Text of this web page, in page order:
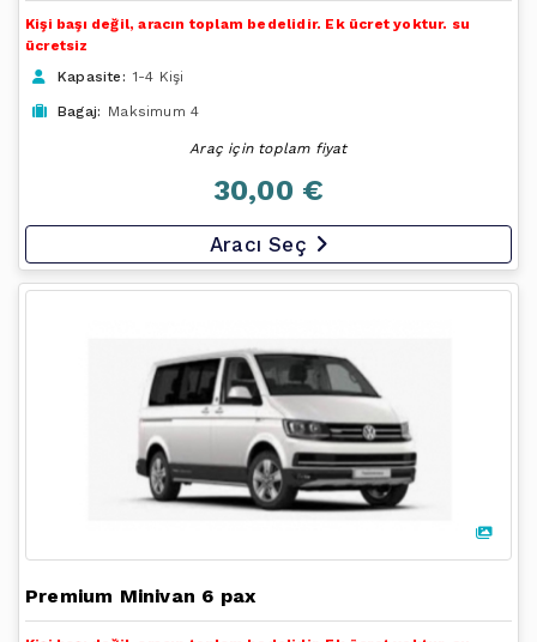
Kişi başı değil, aracın toplam bedelidir. Ek ücret yoktur. su
ücretsiz
Kapasite: 1-4 Kişi
Bagaj: Maksimum 4
Araç için toplam fiyat
30,00 €
Aracı Seç
Premium Minivan 6 pax